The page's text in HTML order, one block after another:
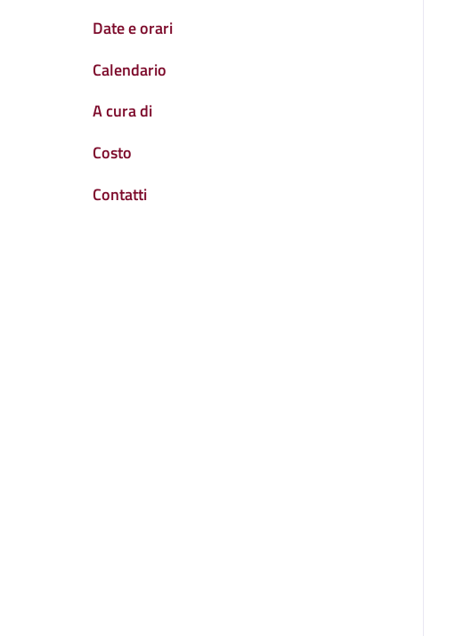
Date e orari
Calendario
A cura di
Costo
Contatti